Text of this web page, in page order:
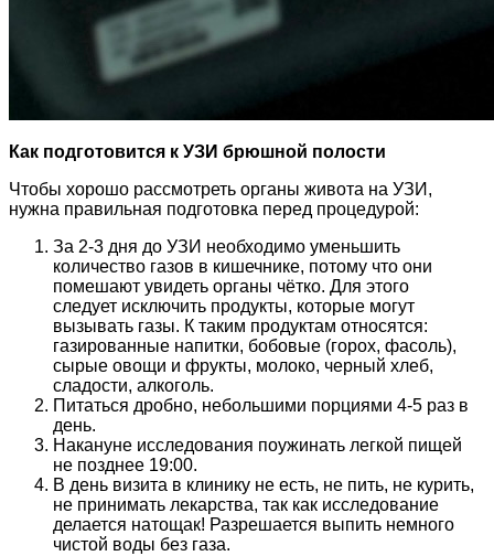
Как подготовится к УЗИ брюшной полости
Чтобы хорошо рассмотреть органы живота на УЗИ,
нужна правильная подготовка перед процедурой:
За 2-3 дня до УЗИ необходимо уменьшить
количество газов в кишечнике, потому что они
помешают увидеть органы чётко. Для этого
следует исключить продукты, которые могут
вызывать газы. К таким продуктам относятся:
газированные напитки, бобовые (горох, фасоль),
сырые овощи и фрукты, молоко, черный хлеб,
сладости, алкоголь.
Питаться дробно, небольшими порциями 4-5 раз в
день.
Накануне исследования поужинать легкой пищей
не позднее 19:00.
В день визита в клинику не есть, не пить, не курить,
не принимать лекарства, так как исследование
делается натощак! Разрешается выпить немного
чистой воды без газа.